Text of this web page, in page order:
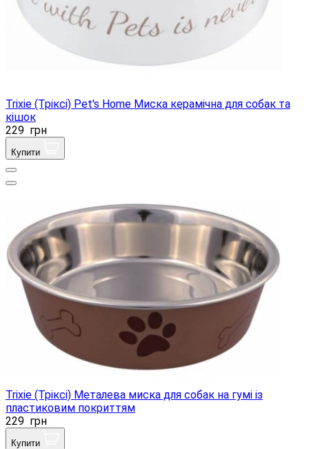
Trixie (Тріксі) Pet's Home Миска керамічна для собак та
кішок
229 грн
Купити
Trixie (Тріксі) Металева миска для собак на гумі із
пластиковим покриттям
229 грн
Купити